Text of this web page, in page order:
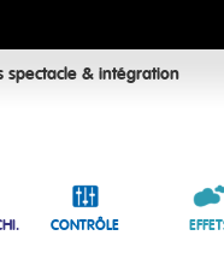
spectacle & intégration
CONTRÔLE